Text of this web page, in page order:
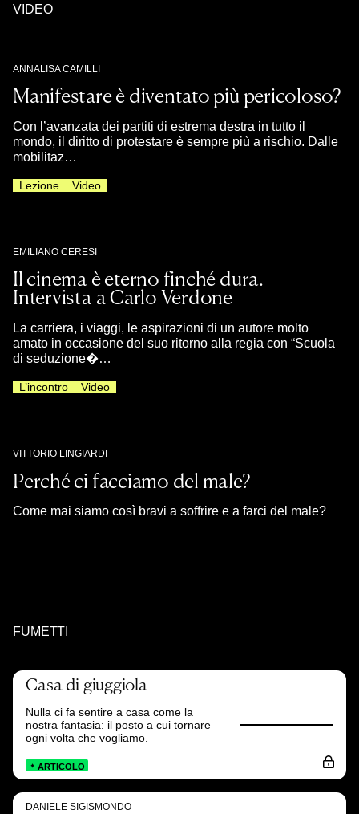
VIDEO
ANNALISA CAMILLI
Manifestare è diventato più pericoloso?
Con l’avanzata dei partiti di estrema destra in tutto il
mondo, il diritto di protestare è sempre più a rischio. Dalle
mobilitaz…
Lezione Video
EMILIANO CERESI
Il cinema è eterno finché dura.
Intervista a Carlo Verdone
La carriera, i viaggi, le aspirazioni di un autore molto
amato in occasione del suo ritorno alla regia con “Scuola
di seduzione�…
L’incontro Video
VITTORIO LINGIARDI
Perché ci facciamo del male?
Come mai siamo così bravi a soffrire e a farci del male?
FUMETTI
Casa di giuggiola
Nulla ci fa sentire a casa come la
nostra fantasia: il posto a cui tornare
ogni volta che vogliamo.
ARTICOLO
DANIELE SIGISMONDO